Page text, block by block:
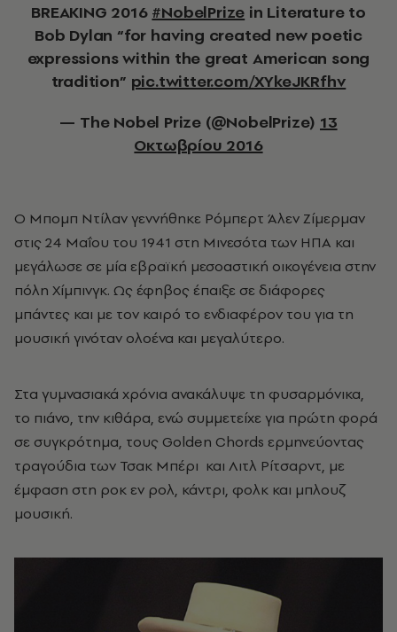
BREAKING 2016 #NobelPrize in Literature to
Bob Dylan “for having created new poetic
expressions within the great American song
tradition” pic.twitter.com/XYkeJKRfhv
— The Nobel Prize (@NobelPrize) 13
Οκτωβρίου 2016
Ο Μπομπ Ντίλαν γεννήθηκε Ρόμπερτ Άλεν Ζίμερμαν
στις 24 Μαΐου του 1941 στη Μινεσότα των ΗΠΑ και
μεγάλωσε σε μία εβραϊκή μεσοαστική οικογένεια στην
πόλη Χίμπινγκ. Ως έφηβος έπαιξε σε διάφορες
μπάντες και με τον καιρό το ενδιαφέρον του για τη
μουσική γινόταν ολοένα και μεγαλύτερο.
Στα γυμνασιακά χρόνια ανακάλυψε τη φυσαρμόνικα,
το πιάνο, την κιθάρα, ενώ συμμετείχε για πρώτη φορά
σε συγκρότημα, τους Golden Chords ερμηνεύοντας
τραγούδια των Τσακ Μπέρι και Λιτλ Ρίτσαρντ, με
έμφαση στη ροκ εν ρολ, κάντρι, φολκ και μπλουζ
μουσική.